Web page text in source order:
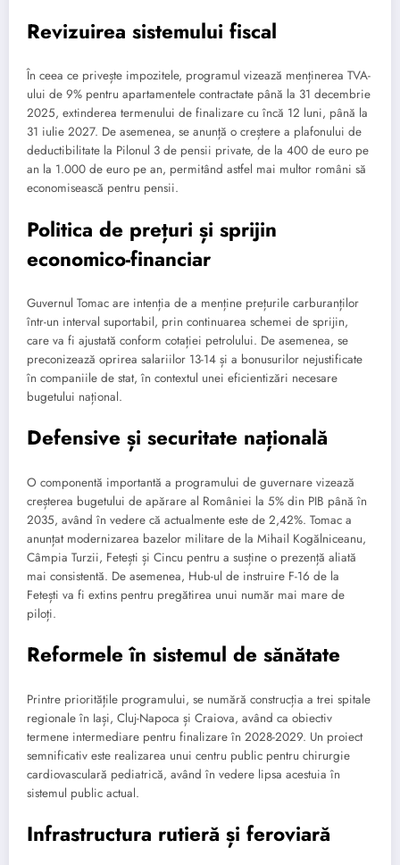
Revizuirea sistemului fiscal
În ceea ce privește impozitele, programul vizează menținerea TVA-
ului de 9% pentru apartamentele contractate până la 31 decembrie
2025, extinderea termenului de finalizare cu încă 12 luni, până la
31 iulie 2027. De asemenea, se anunță o creștere a plafonului de
deductibilitate la Pilonul 3 de pensii private, de la 400 de euro pe
an la 1.000 de euro pe an, permitând astfel mai multor români să
economisească pentru pensii.
Politica de prețuri și sprijin
economico-financiar
Guvernul Tomac are intenția de a menține prețurile carburanților
într-un interval suportabil, prin continuarea schemei de sprijin,
care va fi ajustată conform cotației petrolului. De asemenea, se
preconizează oprirea salariilor 13-14 și a bonusurilor nejustificate
în companiile de stat, în contextul unei eficientizări necesare
bugetului național.
Defensive și securitate națională
O componentă importantă a programului de guvernare vizează
creșterea bugetului de apărare al României la 5% din PIB până în
2035, având în vedere că actualmente este de 2,42%. Tomac a
anunțat modernizarea bazelor militare de la Mihail Kogălniceanu,
Câmpia Turzii, Fetești și Cincu pentru a susține o prezență aliată
mai consistentă. De asemenea, Hub-ul de instruire F-16 de la
Fetești va fi extins pentru pregătirea unui număr mai mare de
piloți.
Reformele în sistemul de sănătate
Printre prioritățile programului, se numără construcția a trei spitale
regionale în Iași, Cluj-Napoca și Craiova, având ca obiectiv
termene intermediare pentru finalizare în 2028-2029. Un proiect
semnificativ este realizarea unui centru public pentru chirurgie
cardiovasculară pediatrică, având în vedere lipsa acestuia în
sistemul public actual.
Infrastructura rutieră și feroviară